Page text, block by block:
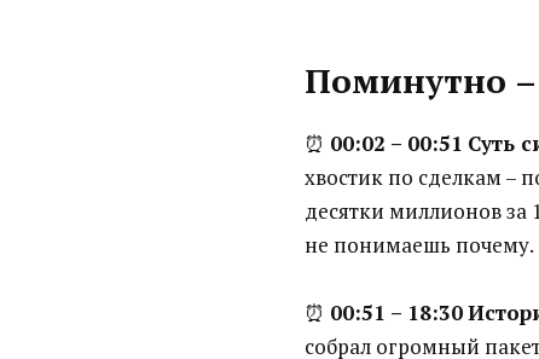
Поминутно
⏰ 00:02 – 00:51 Суть
хвостик по сделкам –
десятки миллионов за
не понимаешь почему.
⏰ 00:51 – 18:30
собрал огромный